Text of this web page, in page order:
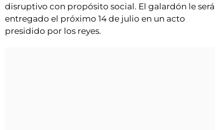
disruptivo con propósito social. El galardón le será
entregado el próximo 14 de julio en un acto
presidido por los reyes.